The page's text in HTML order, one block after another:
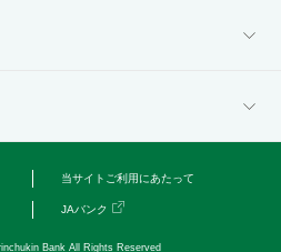
当サイトご利用にあたって
JAバンク
Bank All Rights Reserved